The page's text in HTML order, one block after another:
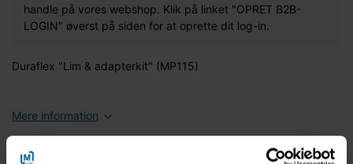
handle på vores webshop. Klik på linket "OPRET B2B-
LOGIN" øverst på siden for at oprette dit log-in.
Duraflex "Lim & adapterkit" (MP115)
Mere information
Specifikationer